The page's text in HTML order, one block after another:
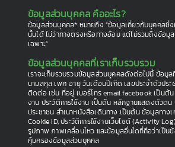
ข้อมูลส่วนบุคคล คืออะไร?
ข้อมูลส่วนบุคคล* หมายถึง “ข้อมูลเกี่ยวกับบุคคลซึ่ง
นั้นได้ ไม่ว่าทางตรงหรือทางอ้อม แต่ไม่รวมถึงข้อ
เฉพาะ”
ข้อมูลส่วนบุคคลที่เราเก็บรวบรวม
เราจะเก็บรวบรวมข้อมูลส่วนบุคคลดังต่อไปนี้ ข้อมู
นามสกุล เพศ อายุ วันเดือนปีเกิด เลขประจำตัวปร
ติดต่อ เช่น ที่อยู่ เบอร์โทร email facebook เป็น
งาน ประวัติการใช้งาน เป็นต้น หลักฐานแสดงตัวตน
ประชาชน สำเนาหนังสือเดินทาง เป็นต้น ข้อมูลทาง
Cookie ID, ประวัติการใช้งานเว็บไซต์ (Activity
รูปภาพ ภาพเคลื่อนไหว และข้อมูลอื่นใดที่ถือว่าเป็
คุ้มครองข้อมูลส่วนบุคคล